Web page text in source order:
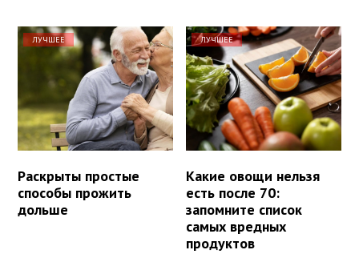
ЛУЧШЕЕ
Раскрыты простые
способы прожить
дольше
ЛУЧШЕЕ
Какие овощи нельзя
есть после 70:
запомните список
самых вредных
продуктов